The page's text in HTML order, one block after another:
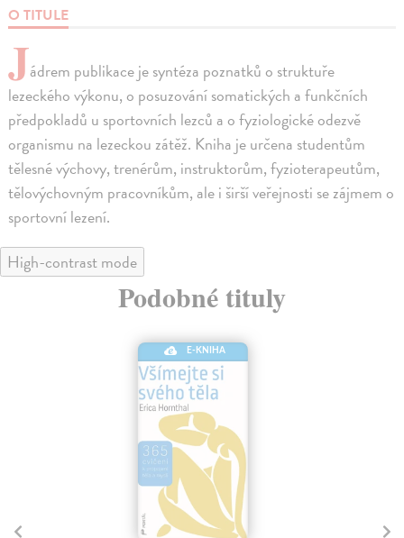
O TITULE
Jádrem publikace je syntéza poznatků o struktuře
lezeckého výkonu, o posuzování somatických a funkčních
předpokladů u sportovních lezců a o fyziologické odezvě
organismu na lezeckou zátěž. Kniha je určena studentům
tělesné výchovy, trenérům, instruktorům, fyzioterapeutům,
tělovýchovným pracovníkům, ale i širší veřejnosti se zájmem o
sportovní lezení.
High-contrast mode
Podobné tituly
E-KNIHA